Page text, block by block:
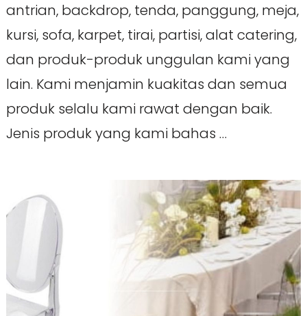
antrian, backdrop, tenda, panggung, meja,
kursi, sofa, karpet, tirai, partisi, alat catering,
dan produk-produk unggulan kami yang
lain. Kami menjamin kuakitas dan semua
produk selalu kami rawat dengan baik.
Jenis produk yang kami bahas …